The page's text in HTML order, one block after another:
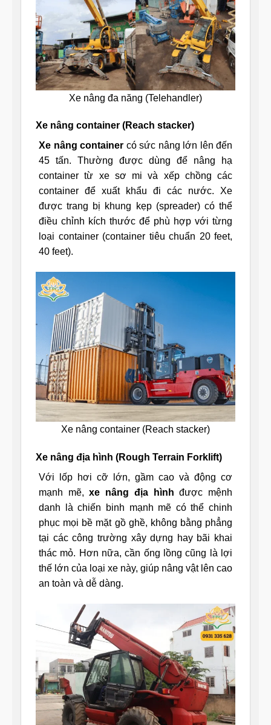
Xe nâng đa năng (Telehandler)
Xe nâng container (Reach stacker)
Xe nâng container có sức nâng lớn lên đến
45 tấn. Thường được dùng để nâng hạ
container từ xe sơ mi và xếp chồng các
container để xuất khẩu đi các nước. Xe
được trang bị khung kẹp (spreader) có thể
điều chỉnh kích thước để phù hợp với từng
loại container (container tiêu chuẩn 20 feet,
40 feet).
Xe nâng container (Reach stacker)
Xe nâng địa hình (Rough Terrain Forklift)
Với lốp hơi cỡ lớn, gầm cao và động cơ
mạnh mẽ,xe nâng địa hình được mệnh
danh là chiến binh mạnh mẽ có thể chinh
phục mọi bề mặt gồ ghề, không bằng phẳng
tại các công trường xây dựng hay bãi khai
thác mỏ. Hơn nữa, cần ống lồng cũng là lợi
thế lớn của loại xe này, giúp nâng vật lên cao
an toàn và dễ dàng.